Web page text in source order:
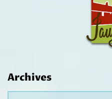
Archives